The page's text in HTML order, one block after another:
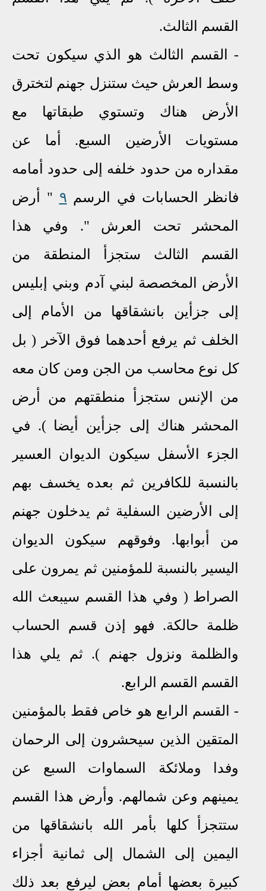
القسم الثالث.
- القسم الثالث هو الذي سيكون تحت
وسط العرش حيث ستنزل جهنم لتخترق
الأرض هناك وتستوي طبقاتها مع
مستويات الأرضين السبع. أما عن
مقداره من حدود خلفه إلى حدود أمامه
فانظر الحسابات في الرسم ٩ " أرض
المحشر تحت العرش ". وفي هذا
القسم الثالث ستجزأ المنطقة من
الأرض المخصصة لبني آدم وبني إبليس
إلى جزأين بانشقاقها من اﻷمام إلى
الخلف ثم يرفع أحدهما فوق الآخر ( بل
كل نوع محاسب من الجن ومن كان معه
من الإنس ستجزأ منطقتهم من أرض
المحشر هناك إلى جزأين أيضا ). في
الجزء الأسفل سيكون الديوان العسير
بالنسبة للكافرين ثم بعده يخسف بهم
إلى الأرضين السفلية ثم يدخلون جهنم
من أبوابها. وفوقهم سيكون الديوان
اليسير بالنسبة للمؤمنين ثم يمرون على
الصراط ( وفي هذا القسم سيبعث الله
ظلمة حالكة. فهو إذن قسم الحساب
والظلمة ونزول جهنم ). ثم يلي هذا
القسم القسم الرابع.
-
القسم الرابع هو خاص فقط بالمؤمنين
المتقين الذين سيحشرون إلى الرحمان
وفدا وملائكة السماوات السبع عن
يمينهم وعن شمالهم. وأرض هذا القسم
ستتجزأ كلها بأمر الله بانشقاقها من
اليمين إلى الشمال إلى ثمانية أجزاء
كبيرة بعضها أمام بعض ليرفع بعد ذلك